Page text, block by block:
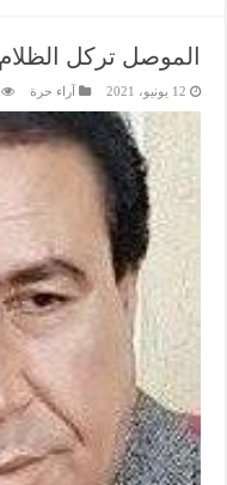
الموصل تركل
12 يونيو، 2021 آراء حرة